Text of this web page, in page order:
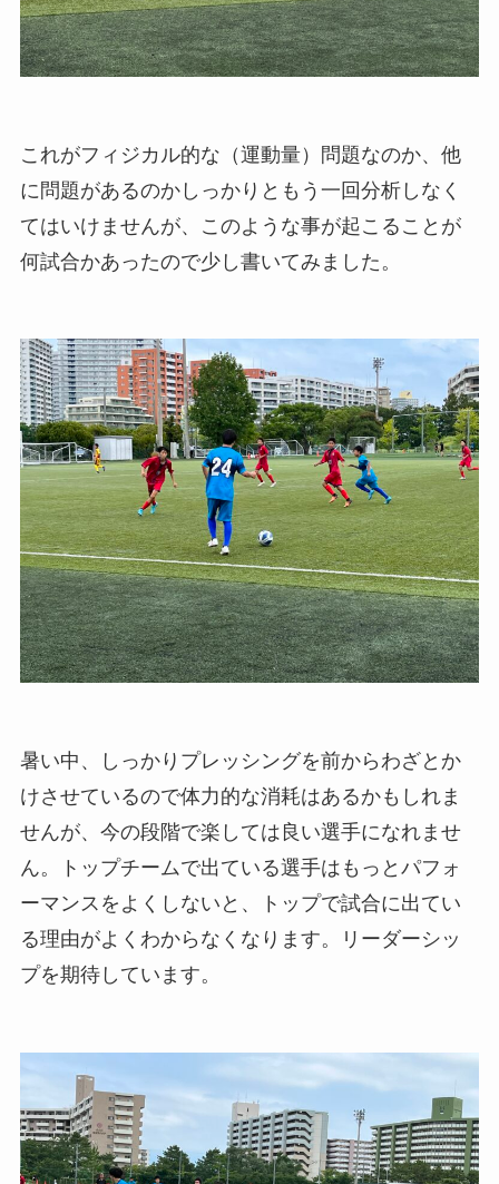
これがフィジカル的な（運動量）問題なのか、他
に問題があるのかしっかりともう一回分析しなく
てはいけませんが、このような事が起こることが
何試合かあったので少し書いてみました。
暑い中、しっかりプレッシングを前からわざとか
けさせているので体力的な消耗はあるかもしれま
せんが、今の段階で楽しては良い選手になれませ
ん。トップチームで出ている選手はもっとパフォ
ーマンスをよくしないと、トップで試合に出てい
る理由がよくわからなくなります。リーダーシッ
プを期待しています。